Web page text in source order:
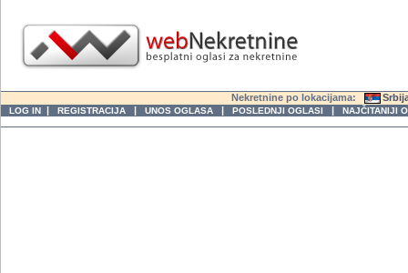
Nekretnine po lokacijama:
LOG IN | REGISTRACIJA | UNOS OGLASA | POSLEDNJI OGLASI | NAJČITANIJI